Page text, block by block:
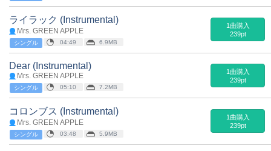
ライラック (Instrumental)
Mrs. GREEN APPLE
シングル 04:49 6.9MB
1曲購入
239pt
Dear (Instrumental)
Mrs. GREEN APPLE
シングル 05:10 7.2MB
1曲購入
239pt
コロンブス (Instrumental)
Mrs. GREEN APPLE
シングル 03:48 5.9MB
1曲購入
239pt